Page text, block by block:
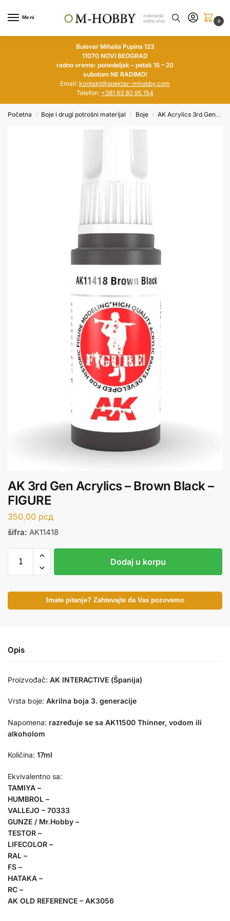
Meni
0
Bulevar Mihaila Pupina 123
11070 NOVI BEOGRAD
radno vreme: ponedeljak – petak 15 – 20
subotom NE RADIMO!
Email: kontakt@spektar-mhobby.com
Telefon: +381 63 80 95 154
Početna / Boje i drugi potrošni materijal / Boje / AK Acrylics 3rd Generation
AK 3rd Gen Acrylics – Brown Black –
FIGURE
350,00 рсд
šifra: AK11418
Dodaj u korpu
Imate pitanje? Zahtevajte da Vas pozovemo
Opis
Proizvođač: AK INTERACTIVE (Španija)
Vrsta boje: Akrilna boja 3. generacije
Napomena: razređuje se sa AK11500 Thinner, vodom ili
alkoholom
Količina: 17ml
Ekvivalentno sa:
TAMIYA –
HUMBROL –
VALLEJO – 70333
GUNZE / Mr.Hobby –
TESTOR –
LIFECOLOR –
RAL –
FS –
HATAKA –
RC –
AK OLD REFERENCE – AK3056